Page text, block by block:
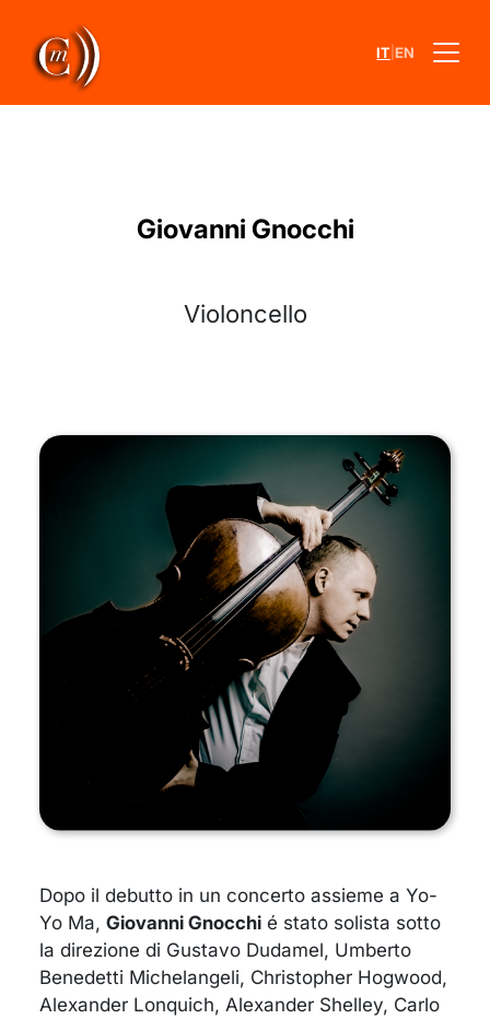
IT EN
Giovanni Gnocchi
Violoncello
Dopo il debutto in un concerto assieme a Yo-
Yo Ma, Giovanni Gnocchi é stato solista sotto
la direzione di Gustavo Dudamel, Umberto
Benedetti Michelangeli, Christopher Hogwood,
Alexander Lonquich, Alexander Shelley, Carlo